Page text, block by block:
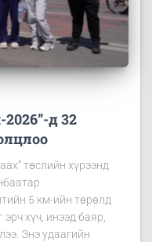
д 32
төслийн хүрээнд
5 км-ийн төрөлд
хүч, инээд баяр,
Энэ удаагийн